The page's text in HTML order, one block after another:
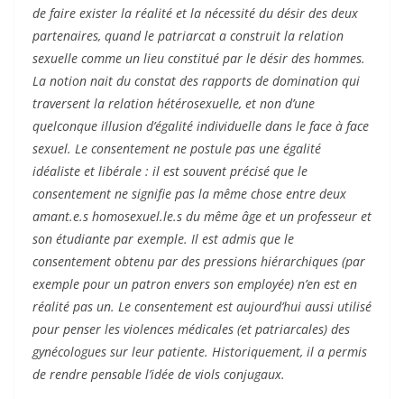
de faire exister la réalité et la nécessité du désir des deux
partenaires, quand le patriarcat a construit la relation
sexuelle comme un lieu constitué par le désir des hommes.
La notion nait du constat des rapports de domination qui
traversent la relation hétérosexuelle, et non d’une
quelconque illusion d’égalité individuelle dans le face à face
sexuel. Le consentement ne postule pas une égalité
idéaliste et libérale : il est souvent précisé que le
consentement ne signifie pas la même chose entre deux
amant.e.s homosexuel.le.s du même âge et un professeur et
son étudiante par exemple. Il est admis que le
consentement obtenu par des pressions hiérarchiques (par
exemple pour un patron envers son employée) n’en est en
réalité pas un. Le consentement est aujourd’hui aussi utilisé
pour penser les violences médicales (et patriarcales) des
gynécologues sur leur patiente. Historiquement, il a permis
de rendre pensable l’idée de viols conjugaux.